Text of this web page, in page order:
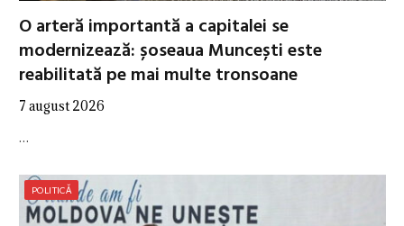
O arteră importantă a capitalei se
modernizează: șoseaua Muncești este
reabilitată pe mai multe tronsoane
7 august 2026
…
POLITICĂ